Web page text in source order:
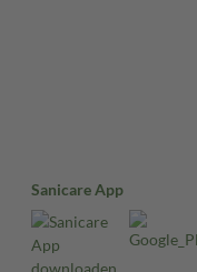
Sanicare App